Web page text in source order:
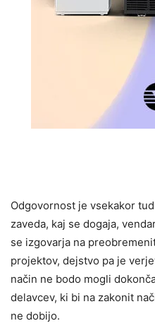
Odgovornost je vsekakor
zaveda, kaj se dogaja,
se izgovarja na
projektov, dejstvo pa je
način ne bodo mogli
delavcev, ki bi na zakonit
ne dobijo.